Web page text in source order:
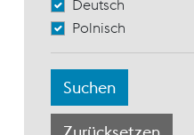
Deutsch
Polnisch